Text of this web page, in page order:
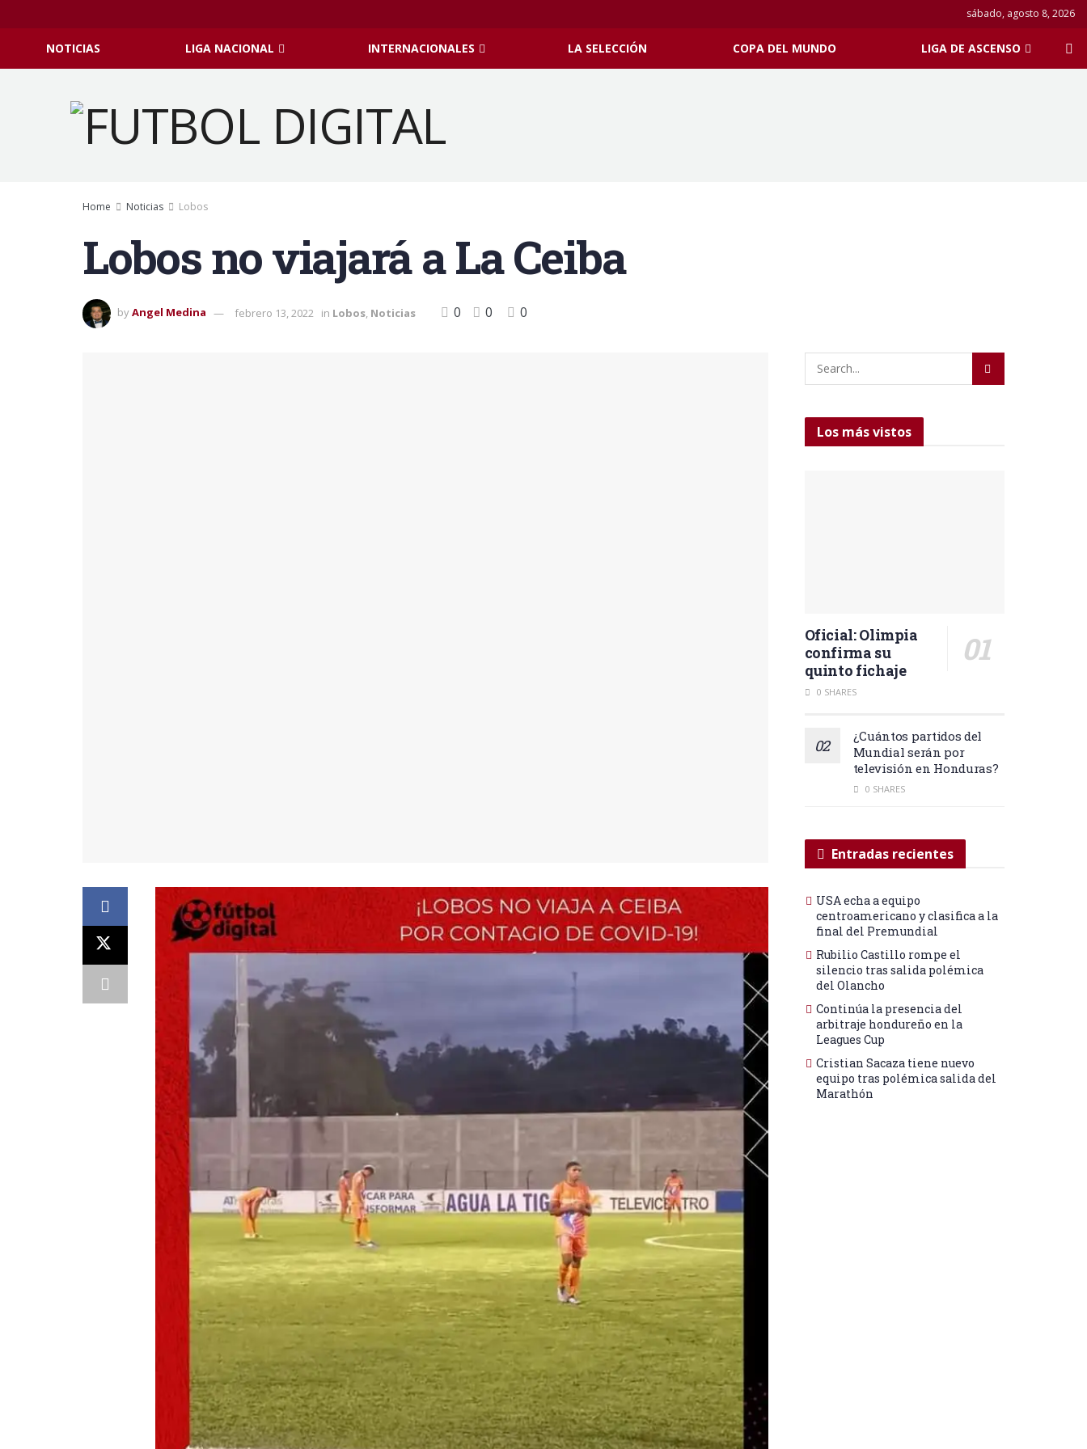
sábado, agosto 8, 2026
NOTICIAS LIGA NACIONAL INTERNACIONALES LA SELECCIÓN COPA DEL MUNDO LIGA DE ASCENSO
Home Noticias Lobos
Lobos no viajará a La Ceiba
byAngel Medina febrero 13, 2022 in Lobos Noticias 0 0 0
Los más vistos
Oficial: Olimpia
confirma su
quinto fichaje
0 SHARES
¿Cuántos partidos del
Mundial serán por
televisión en Honduras?
0 SHARES
Entradas recientes
USA echa a equipo
centroamericano y clasifica a la
final del Premundial
Rubilio Castillo rompe el
silencio tras salida polémica
del Olancho
Continúa la presencia del
arbitraje hondureño en la
Leagues Cup
Cristian Sacaza tiene nuevo
equipo tras polémica salida del
Marathón